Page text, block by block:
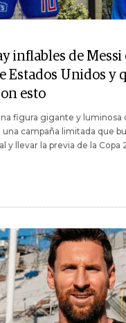
inflables de
Estados Unidos y
esto
figura gigante y
campaña limitada que
y llevar la previa de la Copa